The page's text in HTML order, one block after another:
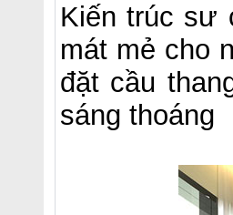
Kiến trúc sư
mát mẻ cho
đặt cầu
sáng thoáng